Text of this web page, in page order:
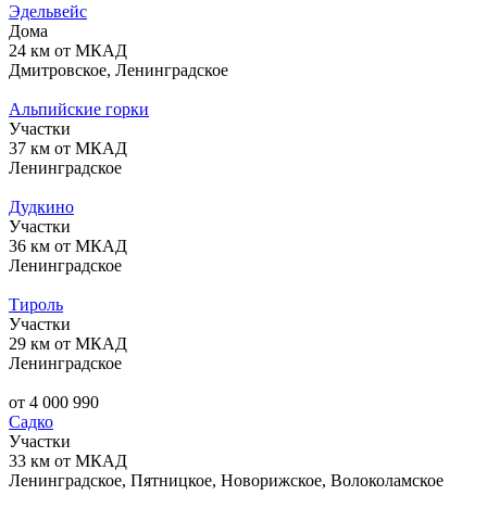
Эдельвейс
Дома
24 км от МКАД
Дмитровское, Ленинградское
Альпийские горки
Участки
37 км от МКАД
Ленинградское
Дудкино
Участки
36 км от МКАД
Ленинградское
Тироль
Участки
29 км от МКАД
Ленинградское
от 4 000 990
Садко
Участки
33 км от МКАД
Ленинградское, Пятницкое, Новорижское, Волоколамское